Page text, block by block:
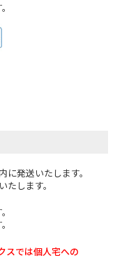
に発送いたします。
たします。
スでは個人宅への